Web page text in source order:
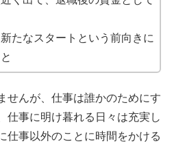
たなスタートという前向きに
せんが、仕事は誰かのためにす
仕事に明け暮れる日々は充実し
仕事以外のことに時間をかける